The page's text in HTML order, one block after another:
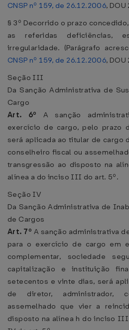
CNSP nº 159, de 26.12.2006,
§ 3º Decorrido o prazo
as referidas deficiências,
irregularidade. (Parágrafo
CNSP nº 159, de 26.12.2006,
Seção III
Da Sanção Administrativa de
Cargo
Art. 6º A sanção
exercício de cargo, pelo prazo
será aplicada ao titular de cargo
conselheiro fiscal ou
transgressão ao disposto na
alínea a do inciso III do art. 5º.
Seção IV
Da Sanção Administrativa de
de Cargos
Art. 7º A sanção administrativa
para o exercício de cargo em
complementar, sociedade
capitalização e instituição
setecentos e vinte dias, será
de diretor, administrador,
assemelhado que vier a
disposto na alínea h do inciso